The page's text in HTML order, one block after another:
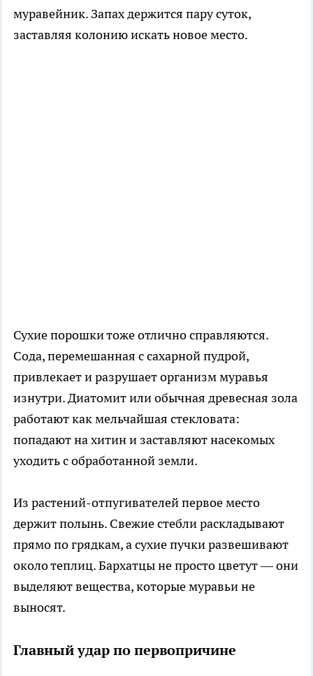
муравейник. Запах держится пару суток,
заставляя колонию искать новое место.
Сухие порошки тоже отлично справляются.
Сода, перемешанная с сахарной пудрой,
привлекает и разрушает организм муравья
изнутри. Диатомит или обычная древесная зола
работают как мельчайшая стекловата:
попадают на хитин и заставляют насекомых
уходить с обработанной земли.
Из растений-отпугивателей первое место
держит полынь. Свежие стебли раскладывают
прямо по грядкам, а сухие пучки развешивают
около теплиц. Бархатцы не просто цветут — они
выделяют вещества, которые муравьи не
выносят.
Главный удар по первопричине